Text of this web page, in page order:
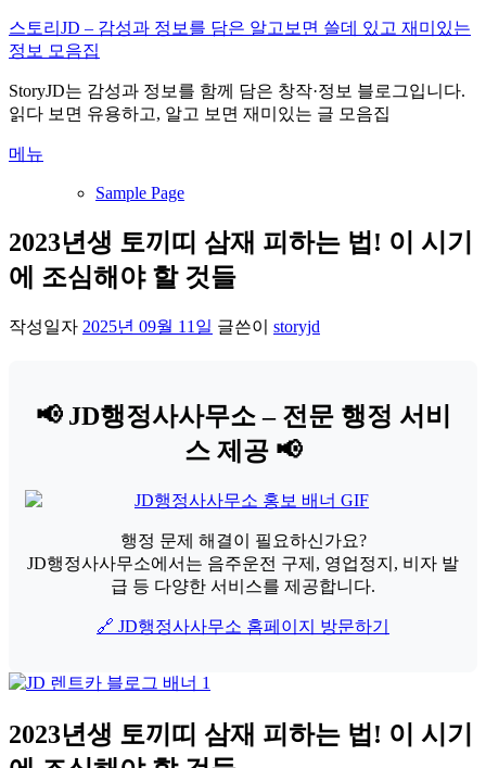
내
용
로
바
가
스토리JD – 감성과 정보를 담은 알고보면 쓸데 있고 재미있는
정보 모음집
StoryJD는 감성과 정보를 함께 담은 창작·정보 블로그입니다.
읽다 보면 유용하고, 알고 보면 재미있는 글 모음집
메뉴
Sample Page
2023년생 토끼띠 삼재 피하는 법! 이 시기
에 조심해야 할 것들
작성일자 2025년 09월 11일 글쓴이 storyjd
📢 JD행정사사무소 – 전문 행정 서비
스 제공 📢
행정 문제 해결이 필요하신가요?
JD행정사사무소에서는 음주운전 구제, 영업정지, 비자 발
급 등 다양한 서비스를 제공합니다.
🔗 JD행정사사무소 홈페이지 방문하기
2023년생 토끼띠 삼재 피하는 법! 이 시기